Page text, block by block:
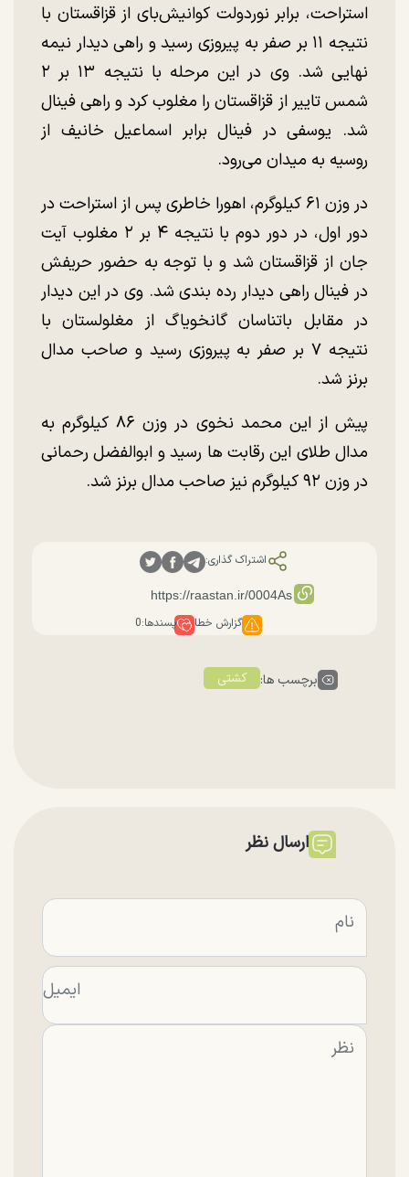
استراحت، برابر نوردولت کوانیش‌بای از قزاقستان با
نتیجه ۱۱ بر صفر به پیروزی رسید و راهی دیدار نیمه
نهایی شد. وی در این مرحله با نتیجه ۱۳ بر ۲
شمس تاییر از قزاقستان را مغلوب کرد و راهی فینال
شد. یوسفی در فینال برابر اسماعیل خانیف از
روسیه به میدان می‌رود.
در وزن ۶۱ کیلوگرم، اهورا خاطری پس از استراحت در
دور اول، در دور دوم با نتیجه ۴ بر ۲ مغلوب آیت
جان از قزاقستان شد و با توجه به حضور حریفش
در فینال راهی دیدار رده بندی شد. وی در این دیدار
در مقابل باتناسان گانخویاگ از مغلولستان با
نتیجه ۷ بر صفر به پیروزی رسید و صاحب مدال
برنز شد.
پیش از این محمد نخوی در وزن ۸۶ کیلوگرم به
مدال طلای این رقابت ها رسید و ابوالفضل رحمانی
در وزن ۹۲ کیلوگرم نیز صاحب مدال برنز شد.
اشتراک گذاری:
گزارش خطا پسندها:0
برچسب ها: کشتی
ارسال نظر